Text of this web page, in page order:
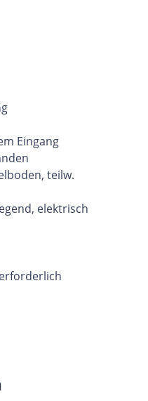
Eingang
teilw.
elektrisch